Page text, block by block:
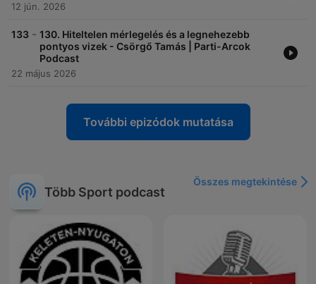
12 jún. 2026
133 - 130. Hiteltelen mérlegelés és a legnehezebb
pontyos vizek - Csörgő Tamás | Parti-Arcok
Podcast
22 május 2026
További epizódok mutatása
Több Sport podcast
Összes megtekintése